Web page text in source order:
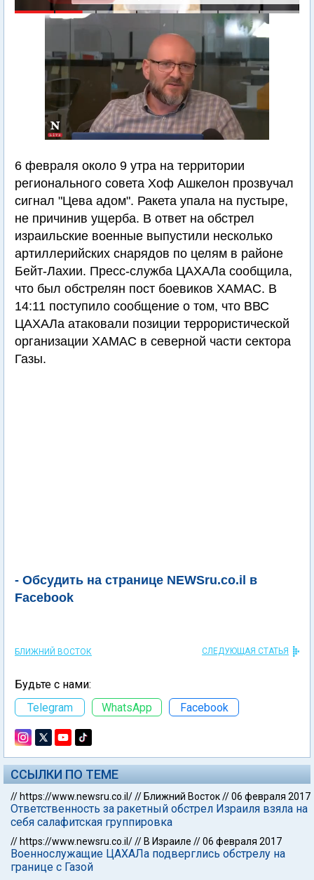
6 февраля около 9 утра на территории
регионального совета Хоф Ашкелон прозвучал
сигнал "Цева адом". Ракета упала на пустыре,
не причинив ущерба. В ответ на обстрел
израильские военные выпустили несколько
артиллерийских снарядов по целям в районе
Бейт-Лахии. Пресс-служба ЦАХАЛа сообщила,
что был обстрелян пост боевиков ХАМАС. В
14:11 поступило сообщение о том, что ВВС
ЦАХАЛа атаковали позиции террористической
организации ХАМАС в северной части сектора
Газы.
- Обсудить на странице NEWSru.co.il в
Facebook
БЛИЖНИЙ ВОСТОК СЛЕДУЮЩАЯ СТАТЬЯ
Будьте с нами:
Telegram
WhatsApp Facebook
ССЫЛКИ ПО ТЕМЕ
// https://www.newsru.co.il/// Ближний Восток//06 февраля 2017
Ответственность за ракетный обстрел Израиля взяла на
себя салафитская группировка
// https://www.newsru.co.il/// В Израиле //06 февраля 2017
Военнослужащие ЦАХАЛа подверглись обстрелу на
границе с Газой